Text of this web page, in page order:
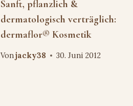
Sanft, pflanzlich &
dermatologisch verträglich:
dermaflor® Kosmetik
Vonjacky38 30. Juni 2012